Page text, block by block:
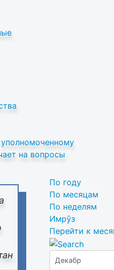
на вопросы
По году
По месяцам
По неделям
Имрӯз
Перейти к